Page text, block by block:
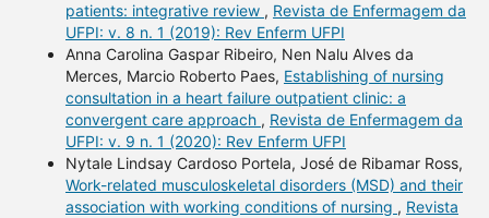
patients: integrative review , Revista de Enfermagem da
UFPI: v. 8 n. 1 (2019): Rev Enferm UFPI
Anna Carolina Gaspar Ribeiro, Nen Nalu Alves da
Merces, Marcio Roberto Paes, Establishing of nursing
consultation in a heart failure outpatient clinic: a
convergent care approach , Revista de Enfermagem da
UFPI: v. 9 n. 1 (2020): Rev Enferm UFPI
Nytale Lindsay Cardoso Portela, José de Ribamar Ross,
Work-related musculoskeletal disorders (MSD) and their
association with working conditions of nursing , Revista